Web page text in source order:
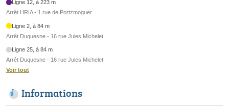
Ligne 12, à 223 m
Arrêt HRIA - 1 rue de Portzmoguer
Ligne 2, à 84 m
Arrêt Duquesne - 16 rue Jules Michelet
Ligne 25, à 84 m
Arrêt Duquesne - 16 rue Jules Michelet
Voir tout
Informations